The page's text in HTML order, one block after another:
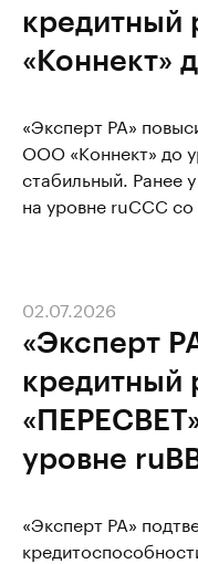
кредитный
«Коннект»
«Эксперт РА»
ООО «Коннект» до
стабильный. Ранее
на уровне ruССС
«Эксперт
кредитный
уровне
02.07.2026
«Эксперт РА»